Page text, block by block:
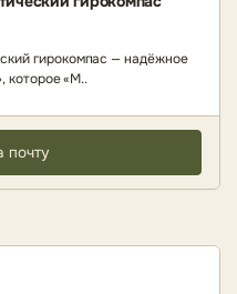
гирокомпас — надёжное
которое «М..
почту